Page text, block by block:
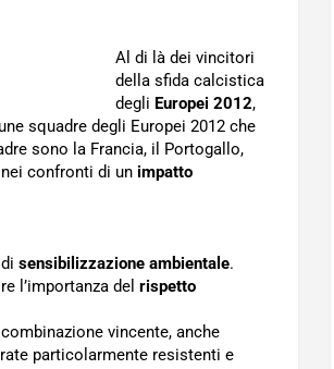
Al di là dei vincitori
della sfida calcistica
degli Europei 2012,
squadre degli Europei 2012 che
sono la Francia, il Portogallo,
nei confronti di un impatto
sensibilizzazione ambientale.
l’importanza del rispetto
vincente, anche
particolarmente resistenti e